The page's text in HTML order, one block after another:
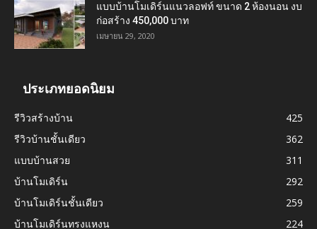
แบบบ้านโมเดิร์นแนวลอฟท์ ขนาด 2 ห้องนอน งบ
ก่อสร้าง 450,000 บาท
เมษายน 29, 2020
ประเภทยอดนิยม
รีวิวสร้างบ้าน
425
รีวิวบ้านชั้นเดียว
362
แบบบ้านสวย
311
บ้านโมเดิร์น
292
บ้านโมเดิร์นชั้นเดียว
259
บ้านโมเดิร์นทรงแหงน
224